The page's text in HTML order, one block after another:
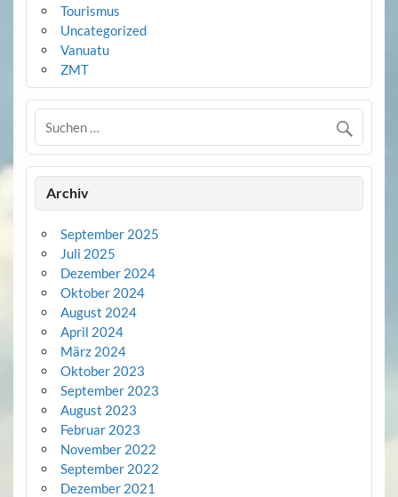
Tourismus
Uncategorized
Vanuatu
ZMT
Archiv
September 2025
Juli 2025
Dezember 2024
Oktober 2024
August 2024
April 2024
März 2024
Oktober 2023
September 2023
August 2023
Februar 2023
November 2022
September 2022
Dezember 2021